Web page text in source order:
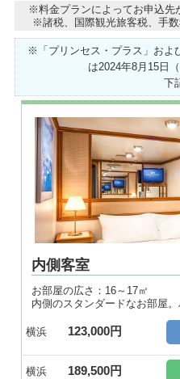
※料金プランによってお申込先
※諸税、国際観光旅客税、手
※「プリンセス・プラス」およ
は2024年8月15日
下
内側客室
お部屋の広さ：16～17㎡
内側のスタンダードなお部屋。
横浜 123,000円
横浜 189,500円